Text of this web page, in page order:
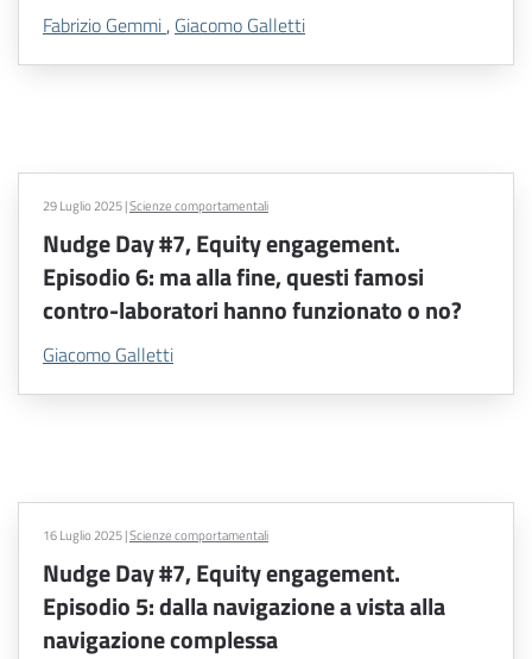
Fabrizio Gemmi , Giacomo Galletti
29 Luglio 2025|Scienze comportamentali
Nudge Day #7, Equity engagement.
Episodio 6: ma alla fine, questi famosi
contro-laboratori hanno funzionato o no?
Giacomo Galletti
16 Luglio 2025|Scienze comportamentali
Nudge Day #7, Equity engagement.
Episodio 5: dalla navigazione a vista alla
navigazione complessa